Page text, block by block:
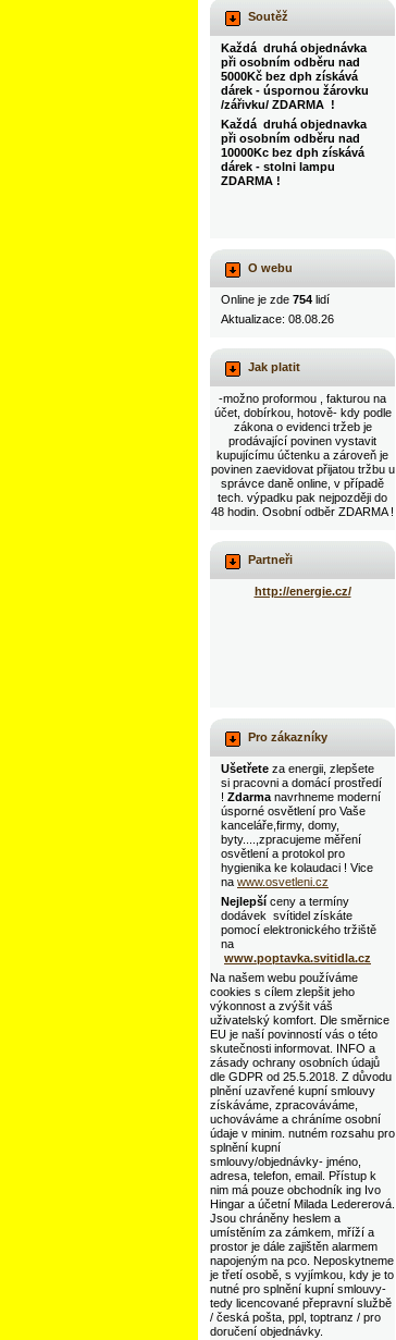
Soutěž
Každá druhá objednávka
při osobním odběru nad
5000Kč bez dph získává
dárek - úspornou žárovku
/zářivku/ ZDARMA !
Každá druhá objednavka
při osobním odběru nad
10000Kc bez dph získává
dárek - stolni lampu
ZDARMA !
O webu
Online je zde 754 lidí
Aktualizace: 08.08.26
Jak platit
-možno proformou , fakturou na
účet, dobírkou, hotově- kdy podle
zákona o evidenci tržeb je
prodávající povinen vystavit
kupujícímu účtenku a zároveň je
povinen zaevidovat přijatou tržbu u
správce daně online, v případě
tech. výpadku pak nejpozději do
48 hodin. Osobní odběr ZDARMA !
Partneři
http://energie.cz/
Pro zákazníky
Ušetřete za energii, zlepšete
si pracovni a domácí prostředí
! Zdarma navrhneme moderní
úsporné osvětlení pro Vaše
kanceláře,firmy, domy,
byty....,zpracujeme měření
osvětlení a protokol pro
hygienika ke kolaudaci ! Vice
na www.osvetleni.cz
Nejlepší ceny a termíny
dodávek svítidel získáte
pomocí elektronického tržiště
na
www.poptavka.svitidla.cz
Na našem webu používáme
cookies s cílem zlepšit jeho
výkonnost a zvýšit váš
uživatelský komfort. Dle směrnice
EU je naší povinností vás o této
skutečnosti informovat. INFO a
zásady ochrany osobních údajů
dle GDPR od 25.5.2018. Z důvodu
plnění uzavřené kupní smlouvy
získáváme, zpracováváme,
uchováváme a chráníme osobní
údaje v minim. nutném rozsahu pro
splnění kupní
smlouvy/objednávky- jméno,
adresa, telefon, email. Přístup k
nim má pouze obchodník ing Ivo
Hingar a účetní Milada Ledererová.
Jsou chráněny heslem a
umístěním za zámkem, mříží a
prostor je dále zajištěn alarmem
napojeným na pco. Neposkytneme
je třetí osobě, s vyjímkou, kdy je to
nutné pro splnění kupní smlouvy-
tedy licencované přepravní službě
/ česká pošta, ppl, toptranz / pro
doručení objednávky.